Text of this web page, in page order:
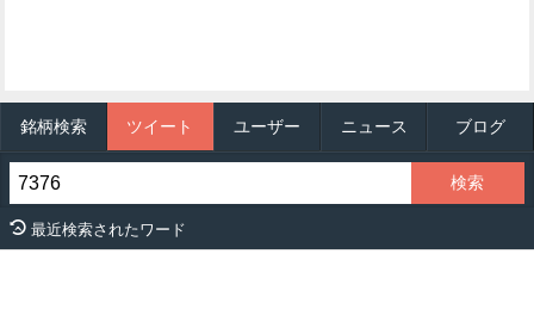
銘柄検索 ツイート ユーザー ニュース ブログ
最近検索されたワード